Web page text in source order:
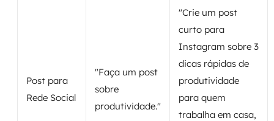
Post para
Rede Social
"Faça um post
sobre
produtividade."
"Crie um post
curto para
Instagram sobre 3
dicas rápidas de
produtividade
para quem
trabalha em casa,